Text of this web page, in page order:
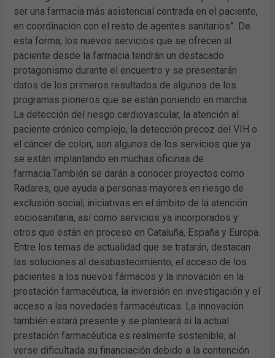
ser una farmacia más asistencial centrada en el paciente,
en coordinación con el resto de agentes sanitarios”. De
esta forma, los nuevos servicios que se ofrecen al
paciente desde la farmacia tendrán un destacado
protagonismo durante el encuentro y se presentarán
datos de los primeros resultados de algunos de los
programas pioneros que se están poniendo en marcha.
La detección del riesgo cardiovascular, la atención al
paciente crónico complejo, la detección precoz del VIH o
el cáncer de colon, son algunos de los servicios que ya
se están implantando en muchas oficinas de
farmacia.También se darán a conocer proyectos como
Radares, que ayuda a personas mayores en riesgo de
exclusión social; iniciativas en el ámbito de la atención
sociosanitaria, así como servicios ya incorporados y
otros que están en proceso en Cataluña, España y Europa.
Entre los temas de actualidad que se tratarán, destacan
las soluciones al desabastecimiento, el acceso de los
pacientes a los nuevos fármacos y la innovación en la
prestación farmacéutica, la inversión en investigación y el
acceso a las novedades farmacéuticas. La innovación
también estará presente y se planteará si la actual
prestación farmacéutica es realmente sostenible, al
verse dificultada su financiación debido a la contención